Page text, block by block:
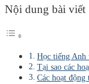
Nội dung bài viết
Học tiếng Anh
Tại sao các
Các hoạt